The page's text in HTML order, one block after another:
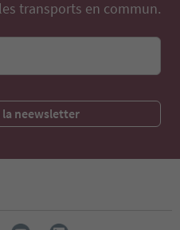
transports en commun.
la neewsletter